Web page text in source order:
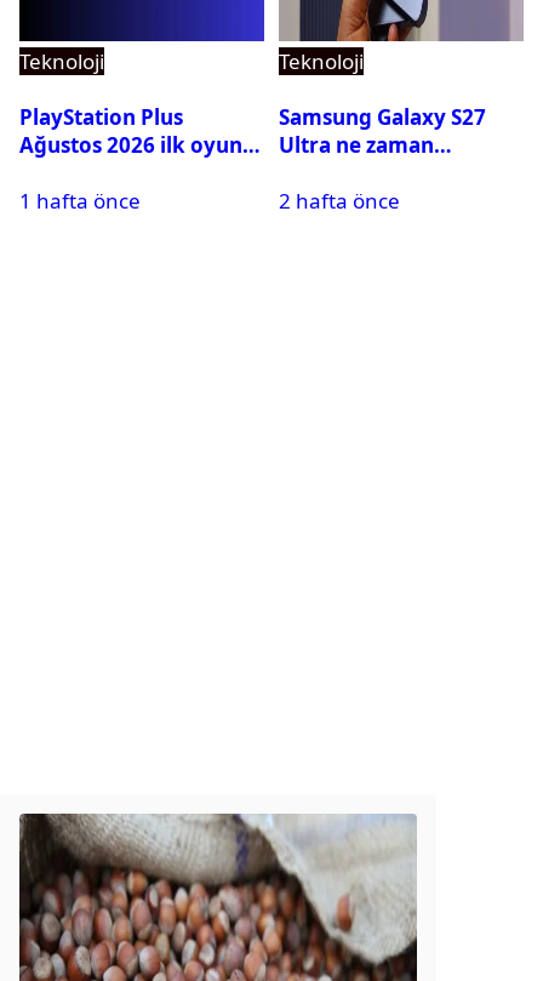
Teknoloji
PlayStation Plus
Ağustos 2026 ilk oyunu
1 hafta önce
Teknoloji
Samsung Galaxy S27
Ultra ne zaman
çıkış tarihi belli oldu
2 hafta önce